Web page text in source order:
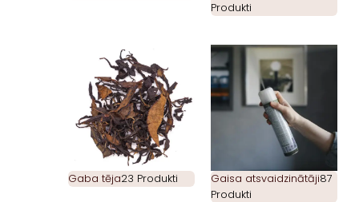
Produkti
Gaba tēja23 Produkti Gaisa atsvaidzinātāji87
Produkti